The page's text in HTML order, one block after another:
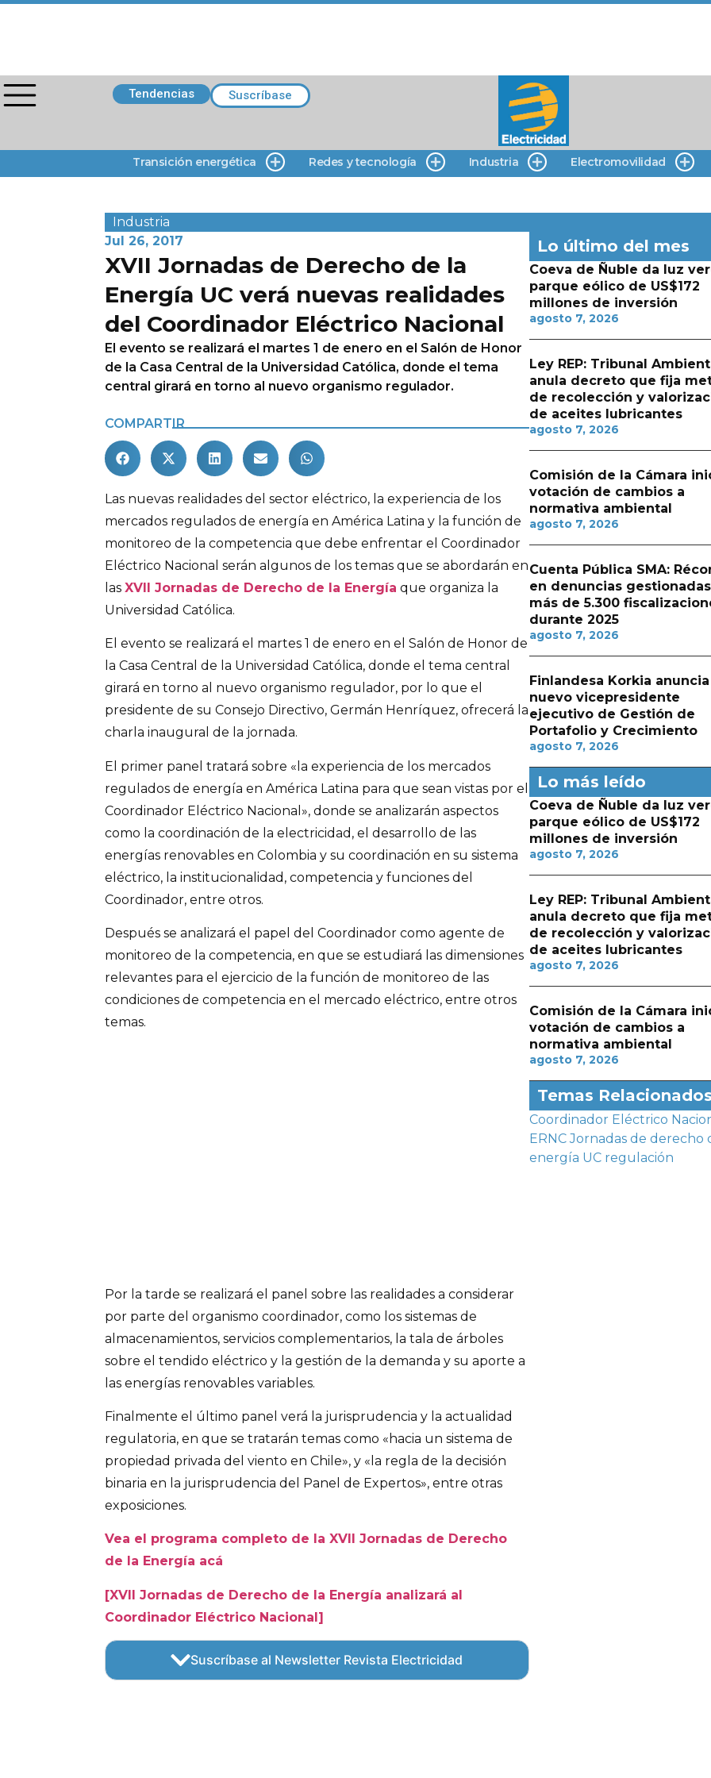
Tendencias Suscríbase
Transición energética Redes y tecnología Industria Electromovilidad
Industria
Jul 26, 2017
XVII Jornadas de Derecho de la
Energía UC verá nuevas realidades
del Coordinador Eléctrico Nacional
El evento se realizará el martes 1 de enero en el Salón de Honor
de la Casa Central de la Universidad Católica, donde el tema
central girará en torno al nuevo organismo regulador.
COMPARTIR
Las nuevas realidades del sector eléctrico, la experiencia de los
mercados regulados de energía en América Latina y la función de
monitoreo de la competencia que debe enfrentar el Coordinador
Eléctrico Nacional serán algunos de los temas que se abordarán en
las XVII Jornadas de Derecho de la Energía que organiza la
Universidad Católica.
El evento se realizará el martes 1 de enero en el Salón de Honor de
la Casa Central de la Universidad Católica, donde el tema central
girará en torno al nuevo organismo regulador, por lo que el
presidente de su Consejo Directivo, Germán Henríquez, ofrecerá la
charla inaugural de la jornada.
El primer panel tratará sobre «la experiencia de los mercados
regulados de energía en América Latina para que sean vistas por el
Coordinador Eléctrico Nacional», donde se analizarán aspectos
como la coordinación de la electricidad, el desarrollo de las
energías renovables en Colombia y su coordinación en su sistema
eléctrico, la institucionalidad, competencia y funciones del
Coordinador, entre otros.
Después se analizará el papel del Coordinador como agente de
monitoreo de la competencia, en que se estudiará las dimensiones
relevantes para el ejercicio de la función de monitoreo de las
condiciones de competencia en el mercado eléctrico, entre otros
temas.
Por la tarde se realizará el panel sobre las realidades a considerar
por parte del organismo coordinador, como los sistemas de
almacenamientos, servicios complementarios, la tala de árboles
sobre el tendido eléctrico y la gestión de la demanda y su aporte a
las energías renovables variables.
Finalmente el último panel verá la jurisprudencia y la actualidad
regulatoria, en que se tratarán temas como «hacia un sistema de
propiedad privada del viento en Chile», y «la regla de la decisión
binaria en la jurisprudencia del Panel de Expertos», entre otras
exposiciones.
Vea el programa completo de la XVII Jornadas de Derecho
de la Energía acá
[XVII Jornadas de Derecho de la Energía analizará al
Coordinador Eléctrico Nacional]
Suscríbase al Newsletter Revista Electricidad
Lo último del mes
Coeva de Ñuble da luz
parque eólico de US$172
millones de inversión
agosto 7, 2026
Ley REP: Tribunal
anula decreto que fija
de recolección y
de aceites lubricantes
agosto 7, 2026
Comisión de la Cámara
votación de cambios a
normativa ambiental
agosto 7, 2026
Cuenta Pública SMA:
en denuncias
más de 5.300
durante 2025
agosto 7, 2026
Finlandesa Korkia anuncia
nuevo vicepresidente
ejecutivo de Gestión de
Portafolio y Crecimiento
agosto 7, 2026
Lo más leído
Coeva de Ñuble da luz
parque eólico de US$172
millones de inversión
agosto 7, 2026
Ley REP: Tribunal
anula decreto que fija
de recolección y
de aceites lubricantes
agosto 7, 2026
Comisión de la Cámara
votación de cambios a
normativa ambiental
agosto 7, 2026
Temas Relacionados
Coordinador Eléctrico
ERNC Jornadas de derecho
energía UC regulación